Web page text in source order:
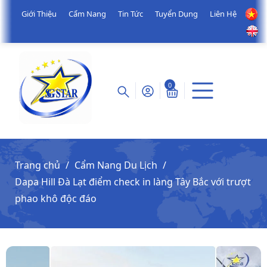
Giới Thiệu Cẩm Nang Tin Tức Tuyển Dụng Liên Hệ
0
Trang chủ
Cẩm Nang Du Lịch
Dapa Hill Đà Lạt điểm check in làng Tây Bắc với trượt
phao khô độc đáo